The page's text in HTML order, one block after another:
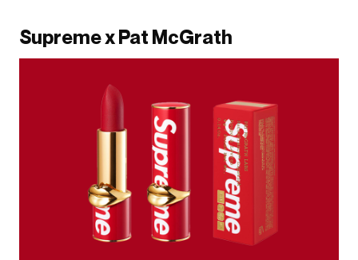
Supreme x Pat McGrath